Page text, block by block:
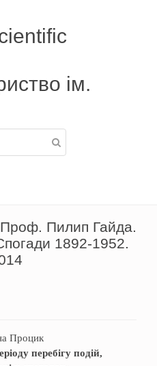
ім.
Проф. Пилип Гайда.
1892-1952.
Процик
перебігу подій,